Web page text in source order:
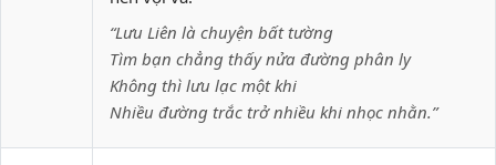
“Lưu Liên là chuyện bất tường
Tìm bạn chẳng thấy nửa đường phân ly
Không thì lưu lạc một khi
Nhiều đường trắc trở nhiều khi nhọc nhằn.”